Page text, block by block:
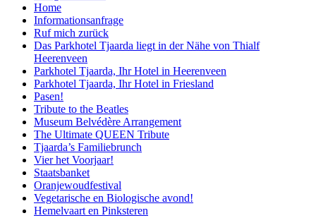
Home
Informationsanfrage
Ruf mich zurück
Das Parkhotel Tjaarda liegt in der Nähe von Thialf
Heerenveen
Parkhotel Tjaarda, Ihr Hotel in Heerenveen
Parkhotel Tjaarda, Ihr Hotel in Friesland
Pasen!
Tribute to the Beatles
Museum Belvédère Arrangement
The Ultimate QUEEN Tribute
Tjaarda’s Familiebrunch
Vier het Voorjaar!
Staatsbanket
Oranjewoudfestival
Vegetarische en Biologische avond!
Hemelvaart en Pinksteren